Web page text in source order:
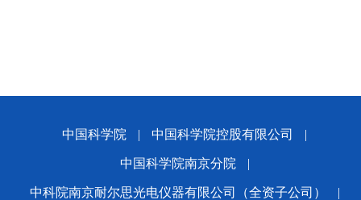
中国科学院 | 中国科学院控股有限公司 |
中国科学院南京分院 |
中科院南京耐尔思光电仪器有限公司（全资子公司） |